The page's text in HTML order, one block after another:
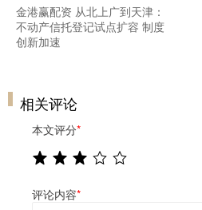
金港赢配资 从北上广到天津：
不动产信托登记试点扩容 制度
创新加速
相关评论
本文评分*
评论内容*